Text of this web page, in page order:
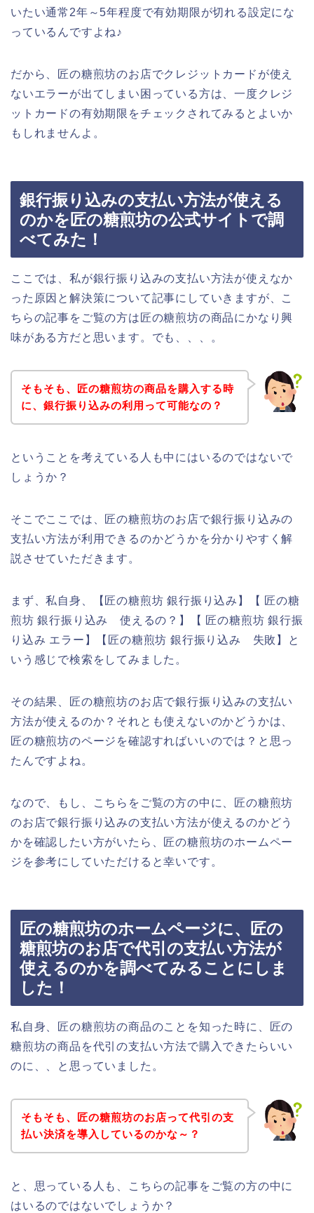
いたい通常2年～5年程度で有効期限が切れる設定にな
っているんですよね♪
だから、匠の糖煎坊のお店でクレジットカードが使え
ないエラーが出てしまい困っている方は、一度クレジ
ットカードの有効期限をチェックされてみるとよいか
もしれませんよ。
銀行振り込みの支払い方法が使える
のかを匠の糖煎坊の公式サイトで調
べてみた！
ここでは、私が銀行振り込みの支払い方法が使えなか
った原因と解決策について記事にしていきますが、こ
ちらの記事をご覧の方は匠の糖煎坊の商品にかなり興
味がある方だと思います。でも、、、。
そもそも、匠の糖煎坊の商品を購入する時
に、銀行振り込みの利用って可能なの？
ということを考えている人も中にはいるのではないで
しょうか？
そこでここでは、匠の糖煎坊のお店で銀行振り込みの
支払い方法が利用できるのかどうかを分かりやすく解
説させていただきます。
まず、私自身、【匠の糖煎坊 銀行振り込み】【 匠の糖
煎坊 銀行振り込み 使えるの？】【 匠の糖煎坊 銀行振
り込み エラー】【匠の糖煎坊 銀行振り込み 失敗】と
いう感じで検索をしてみました。
その結果、匠の糖煎坊のお店で銀行振り込みの支払い
方法が使えるのか？それとも使えないのかどうかは、
匠の糖煎坊のページを確認すればいいのでは？と思っ
たんですよね。
なので、もし、こちらをご覧の方の中に、匠の糖煎坊
のお店で銀行振り込みの支払い方法が使えるのかどう
かを確認したい方がいたら、匠の糖煎坊のホームペー
ジを参考にしていただけると幸いです。
匠の糖煎坊のホームページに、匠の
糖煎坊のお店で代引の支払い方法が
使えるのかを調べてみることにしま
した！
私自身、匠の糖煎坊の商品のことを知った時に、匠の
糖煎坊の商品を代引の支払い方法で購入できたらいい
のに、、と思っていました。
そもそも、匠の糖煎坊のお店って代引の支
払い決済を導入しているのかな～？
と、思っている人も、こちらの記事をご覧の方の中に
はいるのではないでしょうか？